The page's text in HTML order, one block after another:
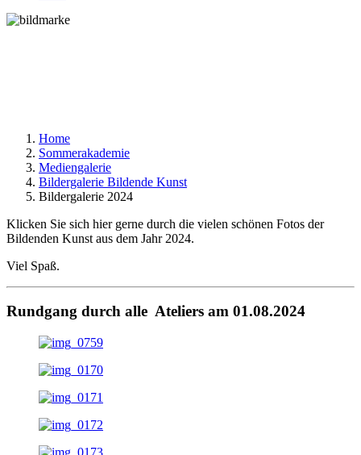
Home
Sommerakademie
Mediengalerie
Bildergalerie Bildende Kunst
Bildergalerie 2024
Klicken Sie sich hier gerne durch die vielen schönen Fotos der
Bildenden Kunst aus dem Jahr 2024.
Viel Spaß.
Rundgang durch alle Ateliers am 01.08.2024